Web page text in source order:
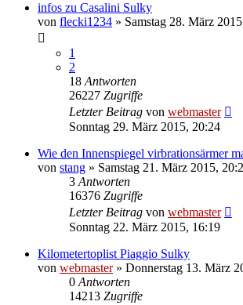
infos zu Casalini Sulky
von flecki1234 » Samstag 28. März
1
2
18 Antworten
26227 Zugriffe
Letzter Beitrag von webmaster
Sonntag 29. März 2015, 20:24
Wie den Innenspiegel virbrationsärmer
von stang » Samstag 21. März 2015,
3 Antworten
16376 Zugriffe
Letzter Beitrag von webmaster
Sonntag 22. März 2015, 16:19
Kilometertoplist Piaggio Sulky
von webmaster» Donnerstag 13. März
0 Antworten
14213 Zugriffe